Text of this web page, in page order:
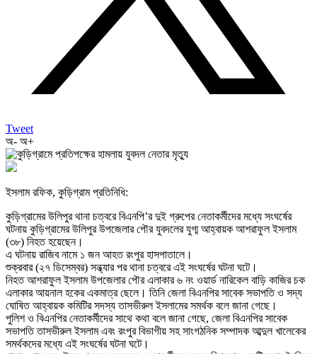
Tweet
অ- অ+
ইসলাম রফিক, কুড়িগ্রাম প্রতিনিধি:
কুড়িগ্রামের উলিপুর থানা চত্বরে বিএনপি’র দুই গ্রুপের নেতাকর্মীদের মধ্যে সংঘর্ষের
ঘটনায় কুড়িগ্রামের উলিপুর উপজেলার পৌর যুবদলের যুগ্ম আহ্বায়ক আশরাফুল ইসলাম
(৩৮) নিহত হয়েছেন।
এ ঘটনায় রাজিব নামে ১ জন আহত রংপুর হাসপাতালে।
শুক্রবার (২৭ ডিসেম্বর) সন্ধ্যার পর থানা চত্বরে এই সংঘর্ষের ঘটনা ঘটে।
নিহত আশরাফুল ইসলাম উপজেলার পৌর এলাকার ৬ নং ওয়ার্ড নারিকেল বাড়ি কাজির চক
এলাকার আয়নাল হকের একমাত্র ছেলে। তিনি জেলা বিএনপির সাবেক সভাপতি ও সদ্য
ঘোষিত আহ্বায়ক কমিটির সদস্য তাসভীরুল ইসলামের সমর্থক বলে জানা গেছে।
পুলিশ ও বিএনপির নেতাকর্মীদের সাথে কথা বলে জানা গেছে, জেলা বিএনপির সাবেক
সভাপতি তাসভীরুল ইসলাম এবং রংপুর বিভাগীয় সহ সাংগঠনিক সম্পাদক আব্দুল খালেকের
সমর্থকদের মধ্যে এই সংঘর্ষের ঘটনা ঘটে।